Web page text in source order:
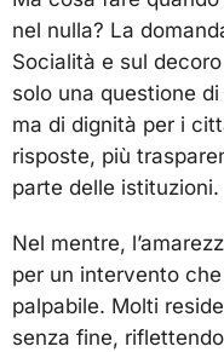
nel nulla? La
Socialità e sul
solo una questione
ma di dignità per i
risposte, più
parte delle istituzioni.
Nel mentre,
per un intervento
palpabile. Molti
senza fine,